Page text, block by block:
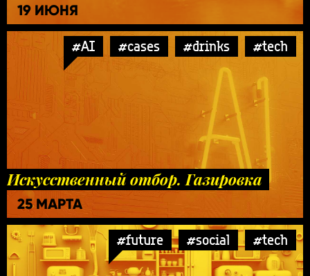
19 ИЮНЯ
#AI #cases #drinks #tech
Искусственный отбор. Газировка
25 МАРТА
#future #social #tech